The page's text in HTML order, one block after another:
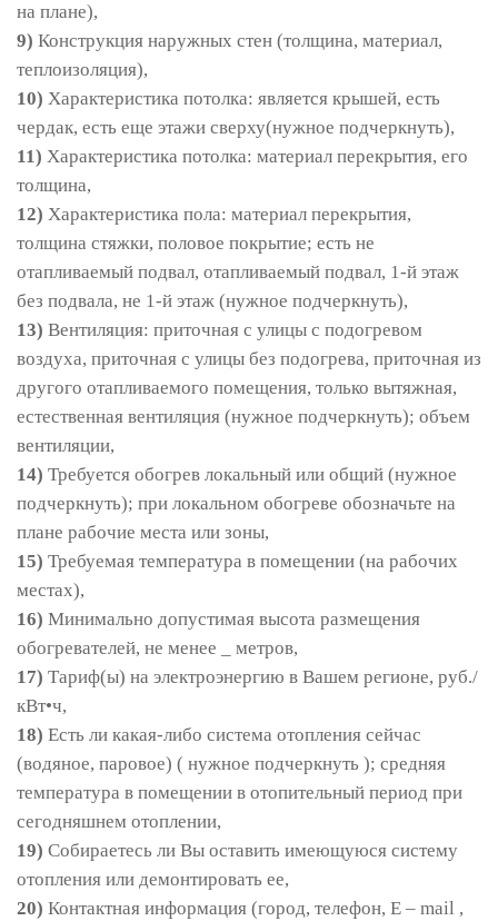
на плане),
9) Конструкция наружных стен (толщина, материал,
теплоизоляция),
10) Характеристика потолка: является крышей, есть
чердак, есть еще этажи сверху(нужное подчеркнуть),
11) Характеристика потолка: материал перекрытия, его
толщина,
12) Характеристика пола: материал перекрытия,
толщина стяжки, половое покрытие; есть не
отапливаемый подвал, отапливаемый подвал, 1-й этаж
без подвала, не 1-й этаж (нужное подчеркнуть),
13) Вентиляция: приточная с улицы с подогревом
воздуха, приточная с улицы без подогрева, приточная из
другого отапливаемого помещения, только вытяжная,
естественная вентиляция (нужное подчеркнуть); объем
вентиляции,
14) Требуется обогрев локальный или общий (нужное
подчеркнуть); при локальном обогреве обозначьте на
плане рабочие места или зоны,
15) Требуемая температура в помещении (на рабочих
местах),
16) Минимально допустимая высота размещения
обогревателей, не менее _ метров,
17) Тариф(ы) на электроэнергию в Вашем регионе, руб./
кВт•ч,
18) Есть ли какая-либо система отопления сейчас
(водяное, паровое) ( нужное подчеркнуть ); средняя
температура в помещении в отопительный период при
сегодняшнем отоплении,
19) Собираетесь ли Вы оставить имеющуюся систему
отопления или демонтировать ее,
20) Контактная информация (город, телефон, E – mail ,